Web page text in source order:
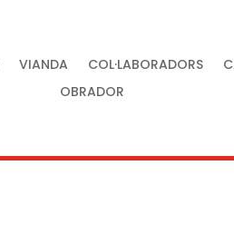
VIANDA COL·LABORADORS
OBRADOR